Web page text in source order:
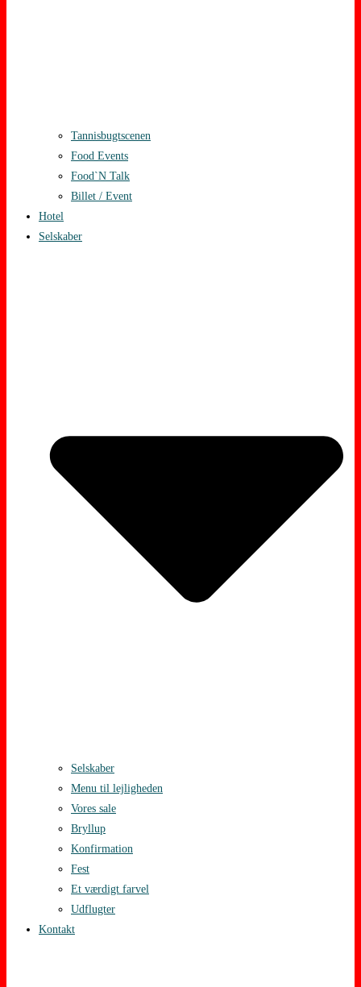
Tannisbugtscenen
Food Events
Food`N Talk
Billet / Event
Hotel
Selskaber
Selskaber
Menu til lejligheden
Vores sale
Bryllup
Konfirmation
Fest
Et værdigt farvel
Udflugter
Kontakt